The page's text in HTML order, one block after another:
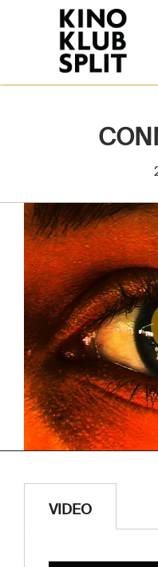
VIDEO